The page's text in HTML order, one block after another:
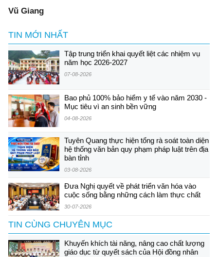
Vũ Giang
TIN MỚI NHẤT
Tập trung triển khai quyết liệt các nhiệm vụ
năm học 2026-2027
07-08-2026
Bao phủ 100% bảo hiểm y tế vào năm 2030 -
Mục tiêu vì an sinh bền vững
04-08-2026
Tuyên Quang thực hiện tổng rà soát toàn diện
hệ thống văn bản quy phạm pháp luật trên địa
bàn tỉnh
03-08-2026
Đưa Nghị quyết về phát triển văn hóa vào
cuộc sống bằng những cách làm thực chất
30-07-2026
TIN CÙNG CHUYÊN MỤC
Khuyến khích tài năng, nâng cao chất lượng
giáo dục từ quyết sách của Hội đồng nhân